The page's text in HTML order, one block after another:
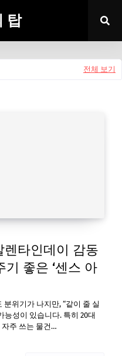
탑
전체 보기
타인데이 감동
좋은 ‘센스 아
위기가 나지만, “같이 줄 실
능성이 있습니다. 특히 20대
자주 쓰는 물건…